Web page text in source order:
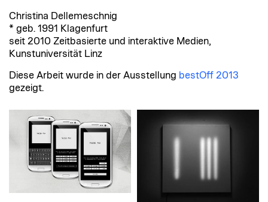
Christina Dellemeschnig
* geb. 1991 Klagenfurt
seit 2010 Zeitbasierte und interaktive Medien,
Kunstuniversität Linz
Diese Arbeit wurde in der Ausstellung bestOff 2013
gezeigt.